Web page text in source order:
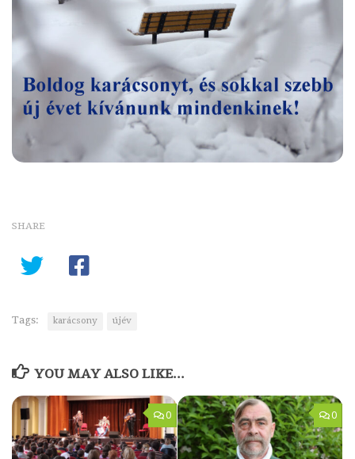
SHARE
Tags: karácsony újév
YOU MAY ALSO LIKE...
0 0